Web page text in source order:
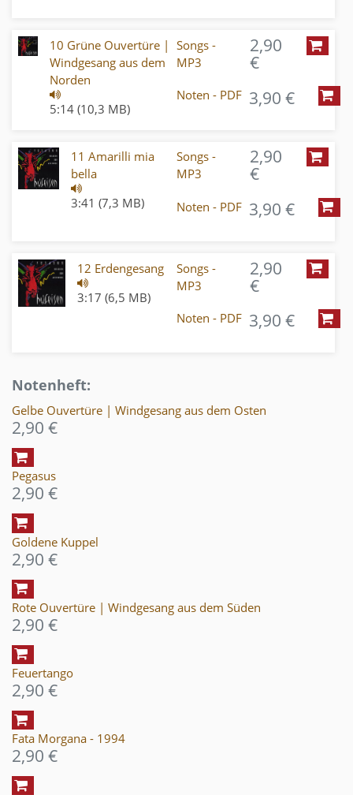
10 Grüne Ouvertüre |
Windgesang aus dem
Norden
5:14 (10,3 MB)
Songs -
MP3
2,90
€
Noten - PDF 3,90 €
11 Amarilli mia
bella
3:41 (7,3 MB)
Songs -
MP3
2,90
€
Noten - PDF 3,90 €
12 Erdengesang
3:17 (6,5 MB)
Songs -
MP3
2,90
€
Noten - PDF 3,90 €
Notenheft:
Gelbe Ouvertüre | Windgesang aus dem Osten
2,90 €
Pegasus
2,90 €
Goldene Kuppel
2,90 €
Rote Ouvertüre | Windgesang aus dem Süden
2,90 €
Feuertango
2,90 €
Fata Morgana - 1994
2,90 €